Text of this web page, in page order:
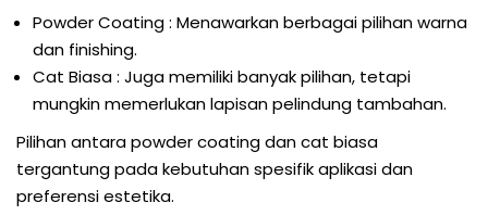
Powder Coating : Menawarkan berbagai pilihan warna
dan finishing.
Cat Biasa : Juga memiliki banyak pilihan, tetapi
mungkin memerlukan lapisan pelindung tambahan.
Pilihan antara powder coating dan cat biasa
tergantung pada kebutuhan spesifik aplikasi dan
preferensi estetika.